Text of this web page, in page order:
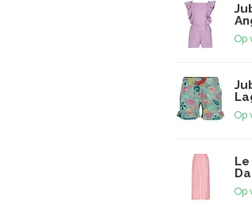
Op
Op
Op